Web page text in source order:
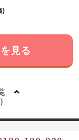
)
見る